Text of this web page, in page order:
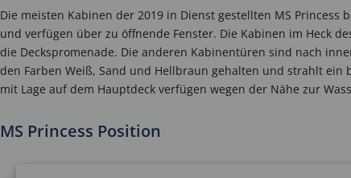
Die meisten Kabinen der 2019 in Dienst gestellten MS
und verfügen über zu öffnende Fenster. Die Kabinen im Heck
die Deckspromenade. Die anderen Kabinentüren sind nach
den Farben Weiß, Sand und Hellbraun gehalten und strahlt
mit Lage auf dem Hauptdeck verfügen wegen der Nähe zur
MS Princess Position